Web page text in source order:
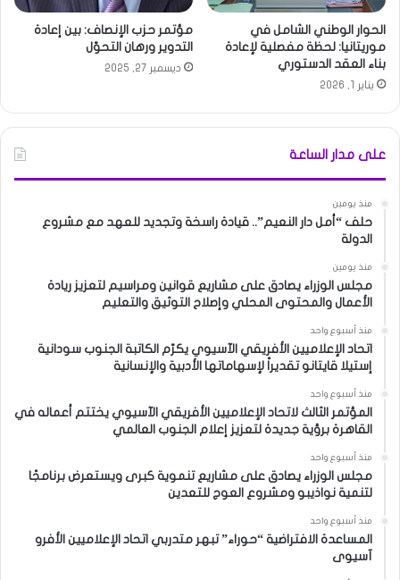
الحوار الوطني الشامل في
موريتانيا: لحظة مفصلية لإعادة
بناء العقد الدستوري
يناير 1, 2026
مؤتمر حزب الإنصاف: بين إعادة
التدوير ورهان التحوّل
ديسمبر 27, 2025
على مدار الساعة
منذ يومين
حلف “أمل دار النعيم”.. قيادة راسخة وتجديد للعهد مع مشروع
الدولة
منذ يومين
مجلس الوزراء يصادق على مشاريع قوانين ومراسيم لتعزيز ريادة
الأعمال والمحتوى المحلي وإصلاح التوثيق والتعليم
منذ أسبوع واحد
اتحاد الإعلاميين الأفريقي الآسيوي يكرّم الكاتبة الجنوب سودانية
إستيلا قايتانو تقديراً لإسهاماتها الأدبية والإنسانية
منذ أسبوع واحد
المؤتمر الثالث لاتحاد الإعلاميين الأفريقي الآسيوي يختتم أعماله في
القاهرة برؤية جديدة لتعزيز إعلام الجنوب العالمي
منذ أسبوع واحد
مجلس الوزراء يصادق على مشاريع تنموية كبرى ويستعرض برنامجًا
لتنمية نواذيبو ومشروع العوج للتعدين
منذ أسبوع واحد
المساعدة الافتراضية “حوراء” تبهر متدربي اتحاد الإعلاميين الأفرو
آسيوى